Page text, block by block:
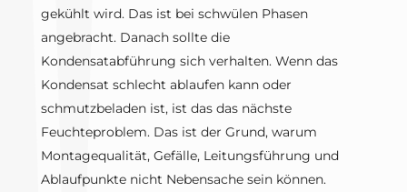
gekühlt wird. Das ist bei schwülen Phasen
angebracht. Danach sollte die
Kondensatabführung sich verhalten. Wenn das
Kondensat schlecht ablaufen kann oder
schmutzbeladen ist, ist das das nächste
Feuchteproblem. Das ist der Grund, warum
Montagequalität, Gefälle, Leitungsführung und
Ablaufpunkte nicht Nebensache sein können.